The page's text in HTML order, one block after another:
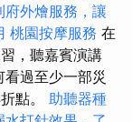
府外燴服務，讓
桃園按摩服務 在
，聽嘉賓演講
過至少一部災
點。 助聽器種